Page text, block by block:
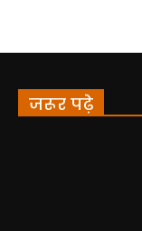
जरूर पढ़े